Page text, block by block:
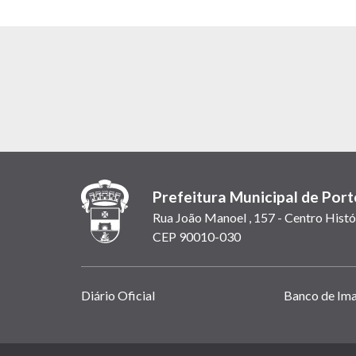
Prefeitura Municipal de
Rua João Manoel , 157 - Centro
CEP 90010-030
Links
Diário Oficial Banco de